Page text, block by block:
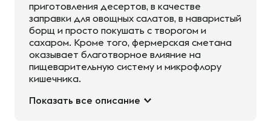
приготовления десертов, в качестве
заправки для овощных салатов, в наваристый
борщ и просто покушать с творогом и
сахаром. Кроме того, фермерская сметана
оказывает благотворное влияние на
пищеварительную систему и микрофлору
кишечника.
Показать все описание